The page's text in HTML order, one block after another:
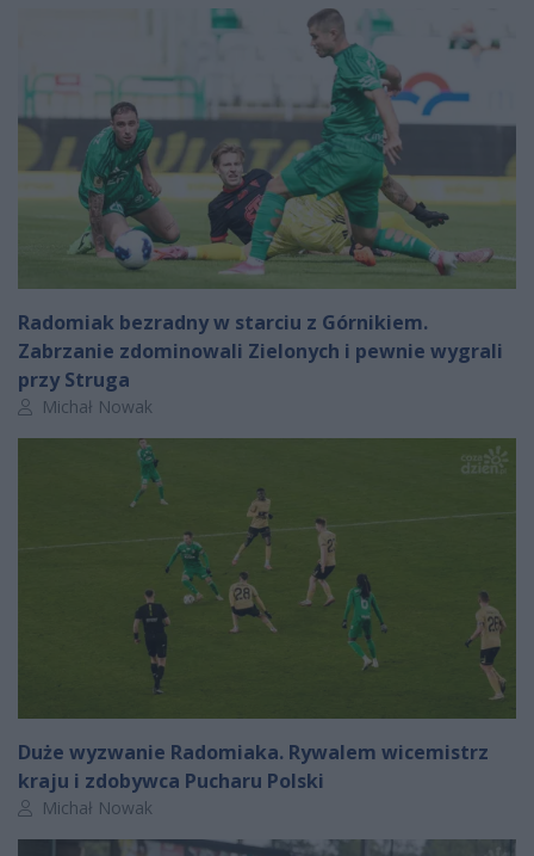
Radomiak bezradny w starciu z Górnikiem.
Zabrzanie zdominowali Zielonych i pewnie wygrali
przy Struga
Autor artykułu:
Michał Nowak
Duże wyzwanie Radomiaka. Rywalem wicemistrz
kraju i zdobywca Pucharu Polski
Autor artykułu:
Michał Nowak